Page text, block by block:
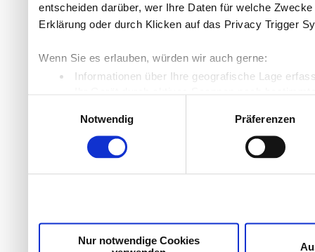
entscheiden darüber, wer Ihre Daten für welche
Erklärung oder durch Klicken auf das Privacy Trigger
Wenn Sie es erlauben, würden wir auch gerne:
Informationen über Ihre geografische Lage
Ihr Gerät durch aktives Scannen nach
Wir verwenden Cookies, um Inhalte und Anzeigen zu
die Zugriffe auf unsere Website zu analysieren.
Dienste gesammelt haben.
Notwendig
Präferenzen
Nur notwendige Cookies